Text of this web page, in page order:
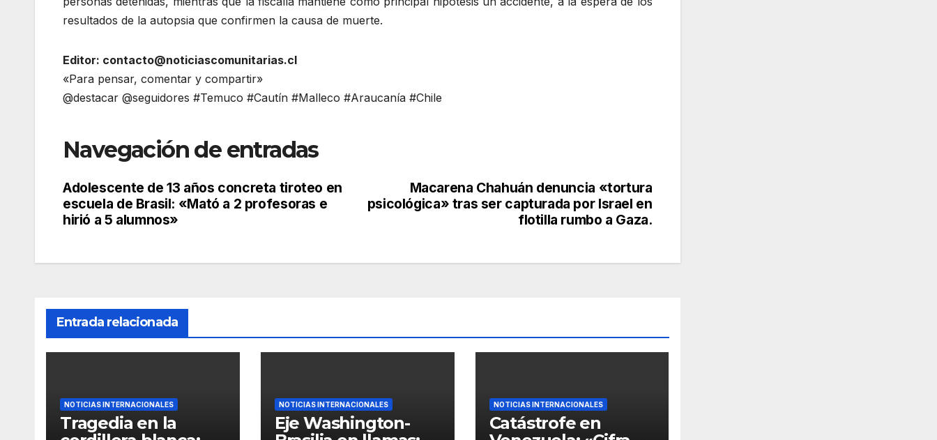
resultados de la autopsia que confirmen la causa de muerte.
Editor: contacto@noticiascomunitarias.cl
«Para pensar, comentar y compartir»
@destacar @seguidores #Temuco #Cautín #Malleco #Araucanía #Chile
Navegación de entradas
Macarena Chahuán denuncia «tortura
psicológica» tras ser capturada por Israel en
flotilla rumbo a Gaza.
Adolescente de 13 años concreta tiroteo en
escuela de Brasil: «Mató a 2 profesoras e
hirió a 5 alumnos»
Entrada relacionada
NOTICIAS INTERNACIONALES
Tragedia en la
NOTICIAS INTERNACIONALES
Eje Washington-
NOTICIAS INTERNACIONALES
Catástrofe en